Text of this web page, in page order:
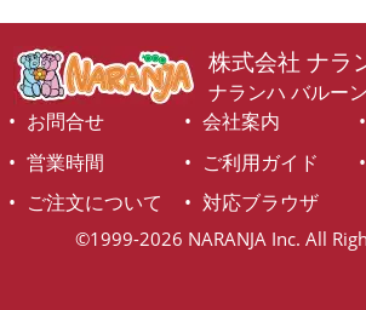
株式会社 ナラ
ナランハ バルー
お問合せ
会社案内
営業時間
ご利用ガイド
ご注文について
対応ブラウザ
©1999-2026 NARANJA Inc. All